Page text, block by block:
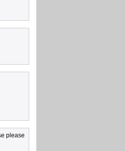
please